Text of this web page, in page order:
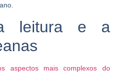
leitura e a
aspectos mais complexos do